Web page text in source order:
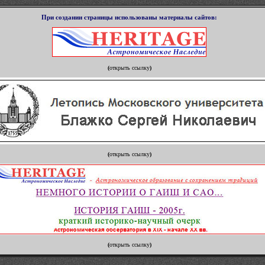
При создании страницы использованы материалы сайтов:
(открыть ссылку)
(открыть ссылку)
(открыть ссылку)